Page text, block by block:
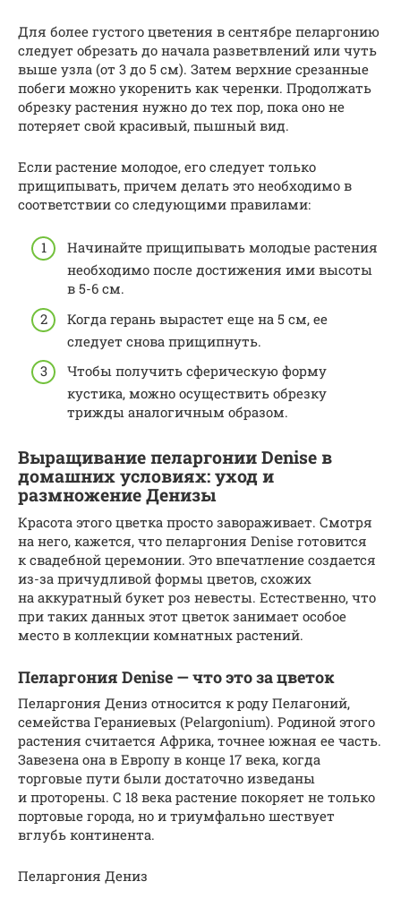
Для более густого цветения в сентябре пеларгонию
следует обрезать до начала разветвлений или чуть
выше узла (от 3 до 5 см). Затем верхние срезанные
побеги можно укоренить как черенки. Продолжать
обрезку растения нужно до тех пор, пока оно не
потеряет свой красивый, пышный вид.
Если растение молодое, его следует только
прищипывать, причем делать это необходимо в
соответствии со следующими правилами:
Начинайте прищипывать молодые растения
необходимо после достижения ими высоты
в 5-6 см.
Когда герань вырастет еще на 5 см, ее
следует снова прищипнуть.
Чтобы получить сферическую форму
кустика, можно осуществить обрезку
трижды аналогичным образом.
Выращивание пеларгонии Denise в
домашних условиях: уход и
размножение Денизы
Красота этого цветка просто завораживает. Смотря
на него, кажется, что пеларгония Denise готовится
к свадебной церемонии. Это впечатление создается
из-за причудливой формы цветов, схожих
на аккуратный букет роз невесты. Естественно, что
при таких данных этот цветок занимает особое
место в коллекции комнатных растений.
Пеларгония Denise — что это за цветок
Пеларгония Дениз относится к роду Пелагоний,
семейства Гераниевых (Pelargonium). Родиной этого
растения считается Африка, точнее южная ее часть.
Завезена она в Европу в конце 17 века, когда
торговые пути были достаточно изведаны
и проторены. С 18 века растение покоряет не только
портовые города, но и триумфально шествует
вглубь континента.
Пеларгония Дениз